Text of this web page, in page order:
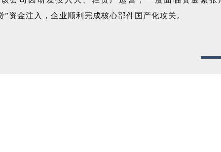
”资金注入， 企业顺利完成核心部件国产化攻关。